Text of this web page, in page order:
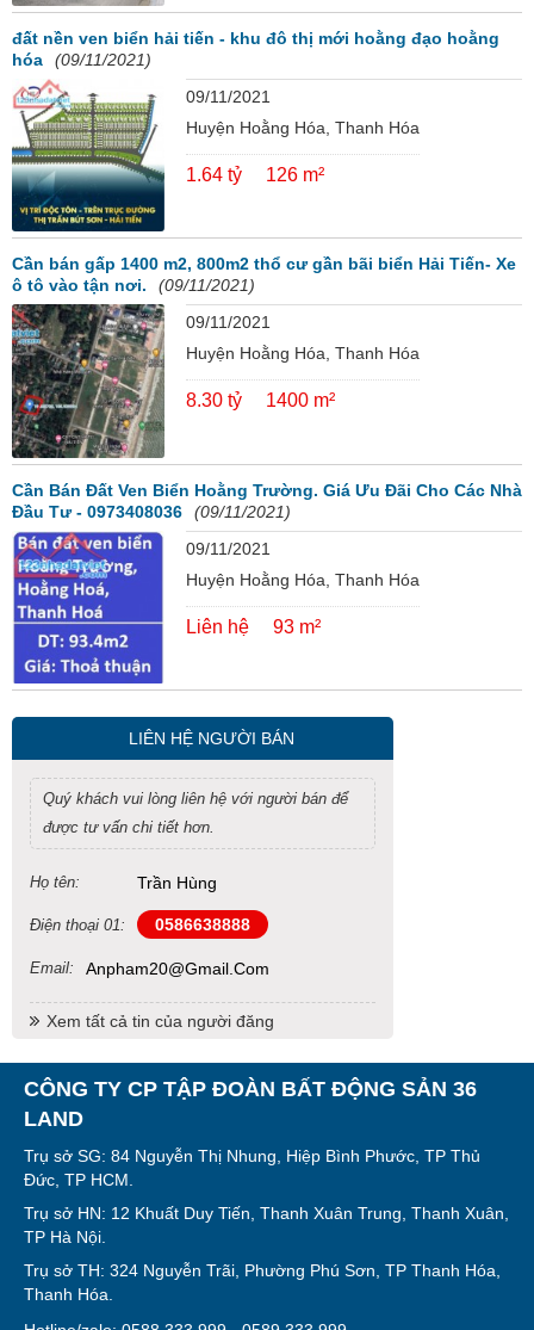
đất nền ven biển hải tiến - khu đô thị mới hoằng đạo hoằng
hóa
(09/11/2021)
09/11/2021
Huyện Hoằng Hóa, Thanh Hóa
1.64 tỷ 126 m²
Cần bán gấp 1400 m2, 800m2 thổ cư gần bãi biển Hải Tiến- Xe
ô tô vào tận nơi.
(09/11/2021)
09/11/2021
Huyện Hoằng Hóa, Thanh Hóa
8.30 tỷ 1400 m²
Cần Bán Đất Ven Biển Hoằng Trường. Giá Ưu Đãi Cho Các Nhà
Đầu Tư - 0973408036
(09/11/2021)
09/11/2021
Huyện Hoằng Hóa, Thanh Hóa
Liên hệ 93 m²
LIÊN HỆ NGƯỜI BÁN
Quý khách vui lòng liên hệ với người bán để
được tư vấn chi tiết hơn.
Họ tên: Trần Hùng
Điện thoại 01: 0586638888
Email: Anpham20@gmail.com
Xem tất cả tin của người đăng
CÔNG TY CP TẬP ĐOÀN BẤT ĐỘNG SẢN 36
LAND
Trụ sở SG: 84 Nguyễn Thị Nhung, Hiệp Bình Phước, TP Thủ
Đức, TP HCM.
Trụ sở HN: 12 Khuất Duy Tiến, Thanh Xuân Trung, Thanh Xuân,
TP Hà Nội.
Trụ sở TH: 324 Nguyễn Trãi, Phường Phú Sơn, TP Thanh Hóa,
Thanh Hóa.